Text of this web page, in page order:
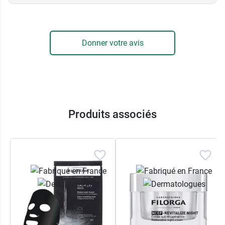
Efficacité cliniquement prouvée.
Formule comprenant 94 % d'ingrédients
d'origine naturelle.
Fabriquée en France
Donner votre avis
Produits associés